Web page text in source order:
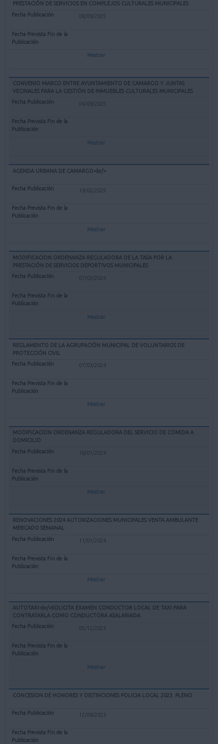
PRESTACIÓN DE SERVICIOS EN COMPLEJOS CULTURALES MUNICIPALES
08/09/2025
Mostrar
CONVENIO MARCO ENTRE AYUNTAMIENTO DE CAMARGO Y JUNTAS
VECINALES PARA LA GESTIÓN DE INMUEBLES CULTURALES MUNICIPALES
04/09/2025
Mostrar
AGENDA URBANA DE CAMARGO<br/>
19/02/2025
Mostrar
MODIFICACION ORDENANZA REGULADORA DE LA TASA POR LA
PRESTACIÓN DE SERVICIOS DEPORTIVOS MUNICIPALES
07/03/2024
Mostrar
REGLAMENTO DE LA AGRUPACIÓN MUNICIPAL DE VOLUNTARIOS DE
PROTECCIÓN CIVIL
07/03/2024
Mostrar
MODIFICACION ORDENANZA REGULADORA DEL SERVICIO DE COMIDA A
DOMICILIO
18/01/2024
Mostrar
RENOVACIONES 2024 AUTORIZACIONES MUNICIPALES VENTA AMBULANTE
MERCADO SEMANAL
11/01/2024
Mostrar
AUTOTAXI<br/>SOLICITA EXAMEN CONDUCTOR LOCAL DE TAXI PARA
CONTRATARLA COMO CONDUCTORA ASALARIADA
05/12/2023
Mostrar
CONCESION DE HONORES Y DISTINCIONES POLICIA LOCAL 2023. PLENO
12/09/2023